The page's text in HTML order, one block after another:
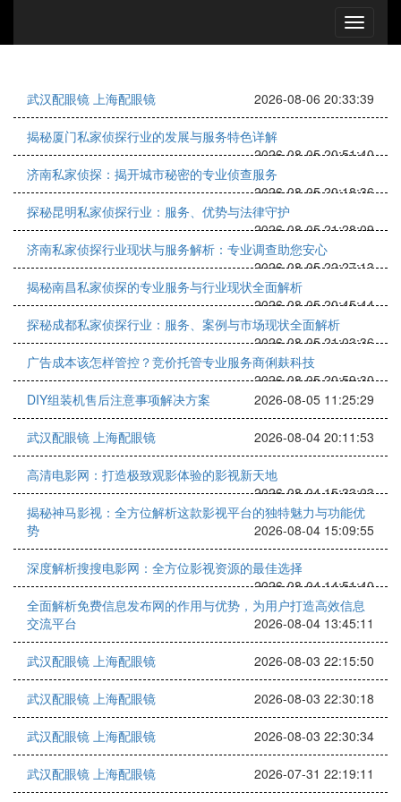
武汉配眼镜 上海配眼镜 2026-08-06 20:33:39
揭秘厦门私家侦探行业的发展与服务特色详解
2026-08-05 20:51:40
济南私家侦探：揭开城市秘密的专业侦查服务
2026-08-05 20:18:36
探秘昆明私家侦探行业：服务、优势与法律守护
2026-08-05 21:28:09
济南私家侦探行业现状与服务解析：专业调查助您安心
2026-08-05 22:27:13
揭秘南昌私家侦探的专业服务与行业现状全面解析
2026-08-05 20:45:44
探秘成都私家侦探行业：服务、案例与市场现状全面解析
2026-08-05 21:03:36
广告成本该怎样管控？竞价托管专业服务商俐麸科技
2026-08-05 20:59:30
DIY组装机售后注意事项解决方案
2026-08-05 11:25:29
武汉配眼镜 上海配眼镜 2026-08-04 20:11:53
高清电影网：打造极致观影体验的影视新天地
2026-08-04 15:33:03
揭秘神马影视：全方位解析这款影视平台的独特魅力与功能优
势
2026-08-04 15:09:55
深度解析搜搜电影网：全方位影视资源的最佳选择
2026-08-04 14:51:40
全面解析免费信息发布网的作用与优势，为用户打造高效信息
交流平台
2026-08-04 13:45:11
武汉配眼镜 上海配眼镜 2026-08-03 22:15:50
武汉配眼镜 上海配眼镜 2026-08-03 22:30:18
武汉配眼镜 上海配眼镜 2026-08-03 22:30:34
武汉配眼镜 上海配眼镜 2026-07-31 22:19:11